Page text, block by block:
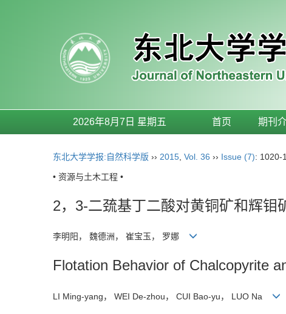
2026年8月7日 星期五 首页 期刊
东北大学学报:自然科学版 ›› 2015 Vol. 36 ›› Issue (7): 1020-
• 资源与土木工程 •
2，3-二巯基丁二酸对黄铜矿和辉钼
李明阳， 魏德洲， 崔宝玉， 罗娜
Flotation Behavior of Chalcopyrite
LI Ming-yang， WEI De-zhou， CUI Bao-yu， LUO Na